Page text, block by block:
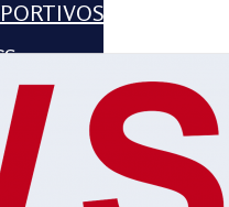
VIDEO BLOG